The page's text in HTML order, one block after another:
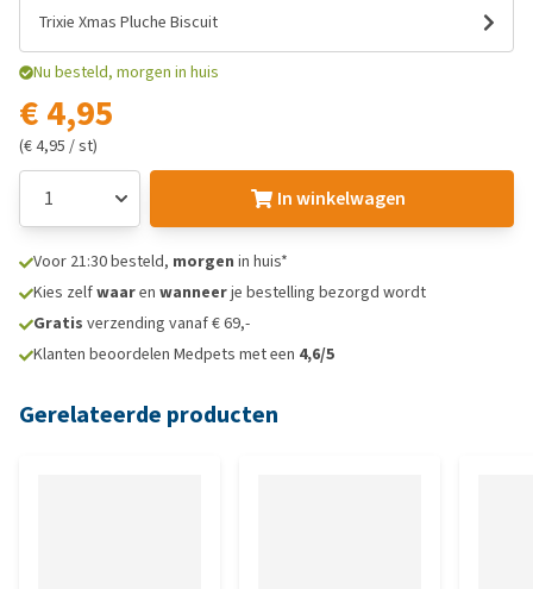
Trixie Xmas Pluche Biscuit
Nu besteld, morgen in huis
€ 4,95
(€ 4,95 / st)
In winkelwagen
Voor 21:30 besteld, morgen in huis*
Kies zelfwaaren wanneerje bestelling bezorgd wordt
Gratis verzending vanaf € 69,-
Klanten beoordelen Medpets met een 4,6/5
Gerelateerde producten